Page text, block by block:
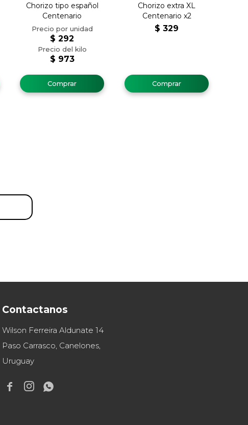
Chorizo tipo español
Centenario
$ 973
$ 292
Chorizo extra XL
Centenario x2
$ 329
Contactanos
Wilson Ferreira Aldunate 14
Paso Carrasco, Canelones,
Uruguay
  